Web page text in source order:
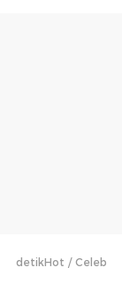
detikHot Celeb